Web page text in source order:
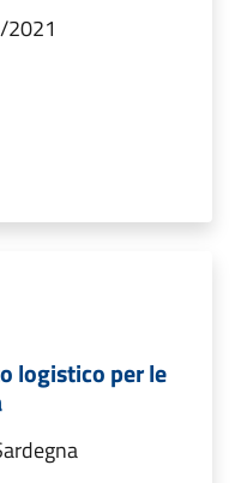
2021
logistico per le